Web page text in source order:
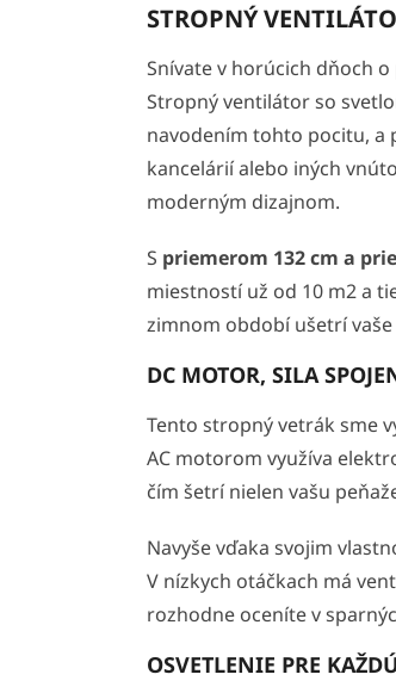
STROPNÝ
Snívate v horúcich dňoch
Stropný ventilátor so
navodením tohto pocitu, a
kancelárií alebo iných
moderným dizajnom.
S priemerom 132 cm a
miestností už od 10 m2 a
zimnom období ušetrí
DC MOTOR, SILA
Tento stropný vetrák sme
AC motorom využíva
čím šetrí nielen vašu
Navyše vďaka svojim
V nízkych otáčkach má
rozhodne oceníte v
OSVETLENIE PRE